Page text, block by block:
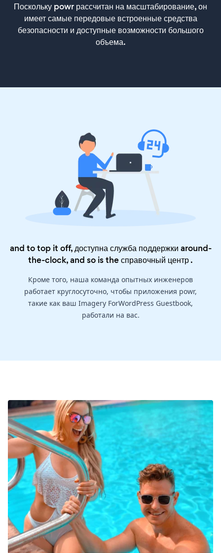
Поскольку powr рассчитан на масштабирование, он
имеет самые передовые встроенные средства
безопасности и доступные возможности большого
объема.
and to top it off, доступна служба поддержки around-
the-clock, and so is theсправочный центр.
Кроме того, наша команда опытных инженеров
работает круглосуточно, чтобы приложения powr,
такие как ваш Imagery ForWordPress Guestbook,
работали на вас.